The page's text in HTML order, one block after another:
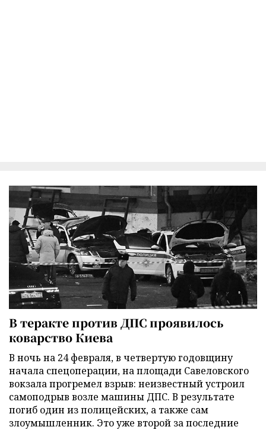
В теракте против ДПС проявилось
коварство Киева
В ночь на 24 февраля, в четвертую годовщину
начала спецоперации, на площади Савеловского
вокзала прогремел взрыв: неизвестный устроил
самоподрыв возле машины ДПС. В результате
погиб один из полицейских, а также сам
злоумышленник. Это уже второй за последние